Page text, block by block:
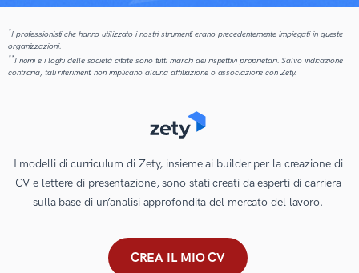
*I professionisti che hanno utilizzato i nostri strumenti erano precedentemente impiegati in queste
organizzazioni.
**I nomi e i loghi delle società citate sono tutti marchi dei rispettivi proprietari. Salvo indicazione
contraria, tali riferimenti non implicano alcuna affiliazione o associazione con Zety.
I modelli di curriculum di Zety, insieme ai builder per la creazione di
CV e lettere di presentazione, sono stati creati da esperti di carriera
sulla base di un’analisi approfondita del mercato del lavoro.
CREA IL MIO CV